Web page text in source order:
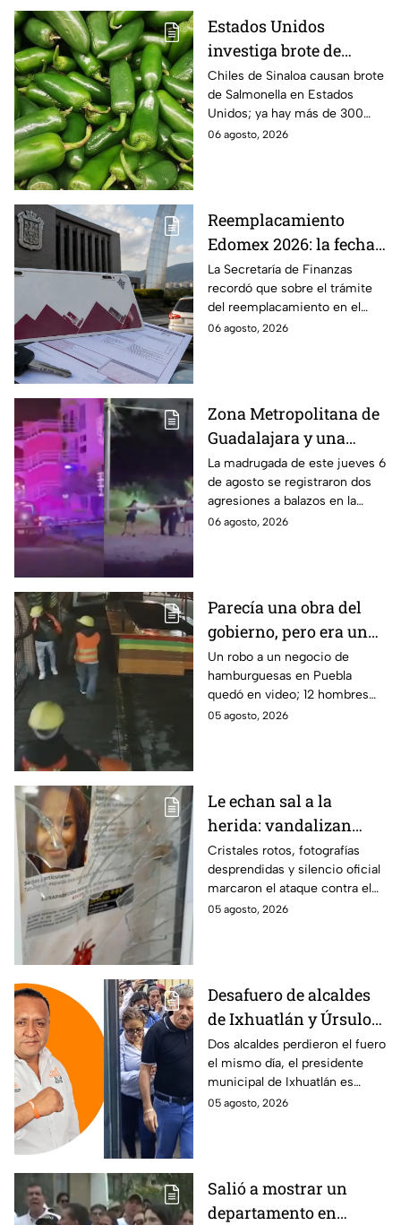
Estados Unidos
investiga brote de
Salmonella por chiles
jalapeños de Sinaloa
Chiles de Sinaloa causan brote
de Salmonella en Estados
Unidos; ya hay más de 300
enfermos en 27 estados.
06 agosto, 2026
Reemplacamiento
Edomex 2026: la fecha
límite para obtener el
100% de descuento
La Secretaría de Finanzas
recordó que sobre el trámite
del reemplacamiento en el
Edomex, ¿hasta cuándo se
06 agosto, 2026
Zona Metropolitana de
Guadalajara y una
jornada de violencia:
Asesinan a balazos a
dos hombres en
Tlajomulco y El Salto
La madrugada de este jueves 6
de agosto se registraron dos
agresiones a balazos en la
Zona Metropolitana de
06 agosto, 2026
Parecía una obra del
gobierno, pero era un
robo planeado: Así
saquearon negocio de
hamburguesas en
Puebla
Un robo a un negocio de
hamburguesas en Puebla
quedó en video; 12 hombres
habrían fingido ser
05 agosto, 2026
Le echan sal a la
herida: vandalizan
memorial de
desaparecidos en
Veracruz en medio de
crisis
Cristales rotos, fotografías
desprendidas y silencio oficial
marcaron el ataque contra el
memorial de desaparecidos,
05 agosto, 2026
Desafuero de alcaldes
de Ixhuatlán y Úrsulo
Galván: uno de ellos
está implicado en el
asesinato de la
periodista Roxana
Dos alcaldes perdieron el fuero
el mismo día, el presidente
municipal de Ixhuatlán es
investigado por el secuestro y
05 agosto, 2026
Salió a mostrar un
departamento en